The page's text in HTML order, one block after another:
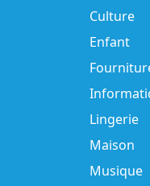
Culture
Enfant
Lingerie
Maison
Musique